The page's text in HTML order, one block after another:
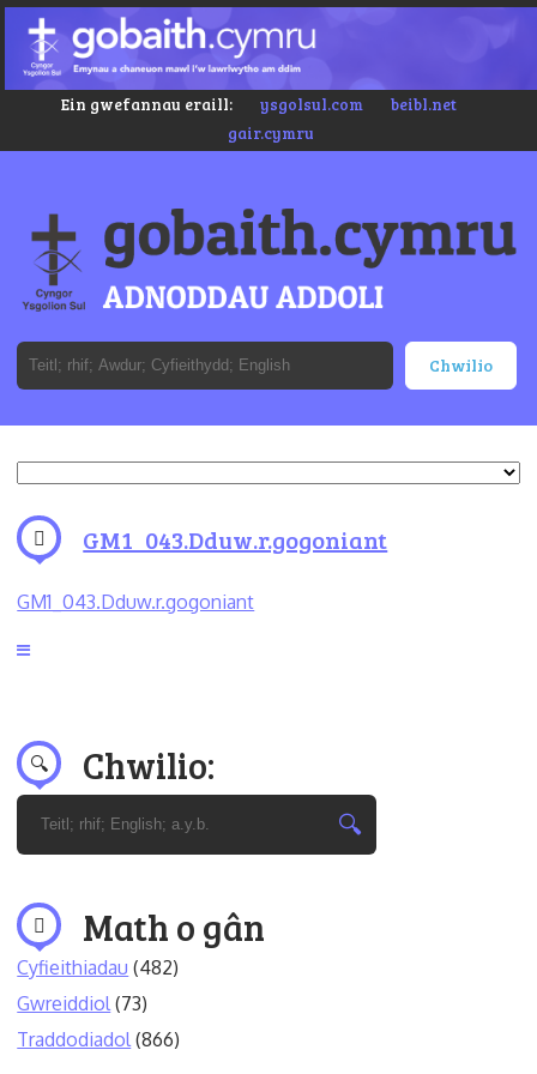
Ein gwefannau eraill: ysgolsul.com
beibl.net
gair.cymru
GM1_043.Dduw.r.gogoniant
GM1_043.Dduw.r.gogoniant
Chwilio:
Math o gân
Cyfieithiadau (482)
Gwreiddiol (73)
Traddodiadol (866)